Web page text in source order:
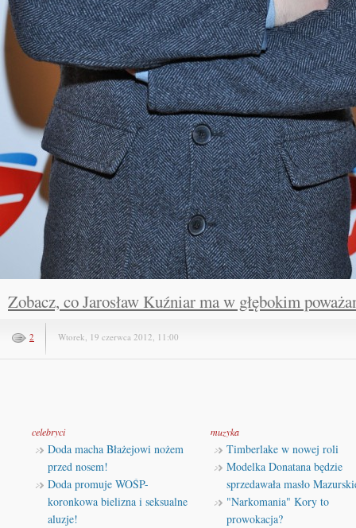
Zobacz, co Jarosław Kuźniar ma w głębokim
2 Wtorek, 19 czerwca 2012, 11:00
celebryci
Doda macha Błażejowi nożem
przed nosem!
Doda promuje WOŚP-
koronkowa bielizna i seksualne
aluzje!
muzyka
Timberlake w nowej roli
Modelka Donatana będzie
sprzedawała masło
"Narkomania" Kory to
prowokacja?